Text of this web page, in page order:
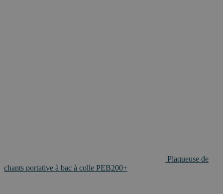
Plaqueuse de
chants portative à bac à colle PEB200+